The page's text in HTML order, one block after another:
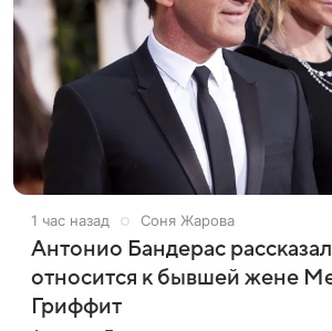
1 час назад Соня Жарова
Антонио Бандерас
относится к бывшей жене
Гриффит